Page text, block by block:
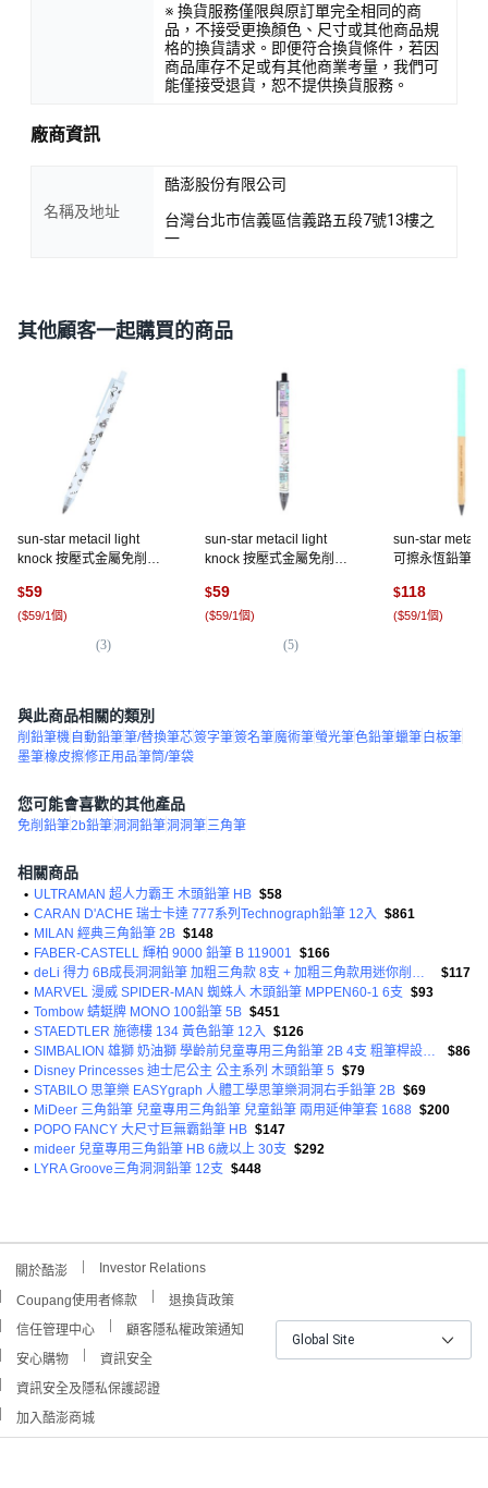
※ 換貨服務僅限與原訂單完全相同的商
品，不接受更換顏色、尺寸或其他商品規
格的換貨請求。即便符合換貨條件，若因
商品庫存不足或有其他商業考量，我們可
能僅接受退貨，恕不提供換貨服務。
廠商資訊
名稱及地址
酷澎股份有限公司
台灣台北市信義區信義路五段7號13樓之
一
其他顧客一起購買的商品
sun-star metacil light
knock 按壓式金屬免削可
0.5mm, 1支
$59
($59/1個)
(3)
sun-star metacil light
knock 按壓式金屬免削可
0.5mm, 1支, 史努比漫畫
$59
($59/1個)
(5)
sun-star
可擦永恆鉛筆 8
$118
($59/1個)
與此商品相關的類別
削鉛筆機 自動鉛筆筆/替換筆芯簽字筆簽名筆魔術筆螢光筆色鉛筆蠟筆 白板筆
墨筆橡皮擦修正用品筆筒/筆袋
您可能會喜歡的其他產品
免削鉛筆2b鉛筆洞洞鉛筆洞洞筆三角筆
相關商品
• ULTRAMAN 超人力霸王 木頭鉛筆 HB $58
• CARAN D'ACHE 瑞士卡達 777系列Technograph鉛筆 12入 $861
• MILAN 經典三角鉛筆 2B $148
• FABER-CASTELL 輝柏 9000 鉛筆 B 119001 $166
•
deLi 得力 6B成長洞洞鉛筆 加粗三角款 8支 + 加粗三角款用迷你削筆器組
$117
• MARVEL 漫威 SPIDER-MAN 蜘蛛人 木頭鉛筆 MPPEN60-1 6支 $93
• Tombow 蜻蜓牌 MONO 100鉛筆 5B $451
• STAEDTLER 施德樓 134 黃色鉛筆 12入 $126
•
SIMBALION 雄獅 奶油獅 學齡前兒童專用三角鉛筆 2B 4支 粗筆桿設計 可愛造型 台灣製造
$86
• Disney Princesses 迪士尼公主 公主系列 木頭鉛筆 5 $79
• STABILO 思筆樂 EASYgraph 人體工學思筆樂洞洞右手鉛筆 2B $69
• MiDeer 三角鉛筆 兒童專用三角鉛筆 兒童鉛筆 兩用延伸筆套 1688 $200
• POPO FANCY 大尺寸巨無霸鉛筆 HB $147
• mideer 兒童專用三角鉛筆 HB 6歲以上 30支 $292
• LYRA Groove三角洞洞鉛筆 12支 $448
關於酷澎 Investor Relations
Coupang使用者條款
退換貨政策
信任管理中心
顧客隱私權政策通知
安心購物
資訊安全
資訊安全及隱私保護認證
加入酷澎商城
Global Site